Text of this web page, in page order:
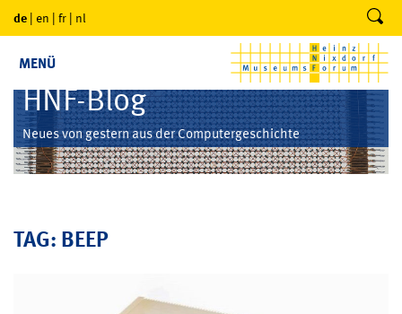
de | en | fr | nl
MENÜ
HNF-Blog
Neues von gestern aus der Computergeschichte
TAG: BEEP